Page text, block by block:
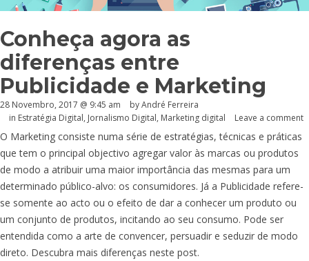
Conheça agora as
diferenças entre
Publicidade e Marketing
28 Novembro, 2017 @ 9:45 am
by André Ferreira
in Estratégia Digital, Jornalismo Digital, Marketing digital Leave a comment
O Marketing consiste numa série de estratégias, técnicas e práticas
que tem o principal objectivo agregar valor às marcas ou produtos
de modo a atribuir uma maior importância das mesmas para um
determinado público-alvo: os consumidores. Já a Publicidade refere-
se somente ao acto ou o efeito de dar a conhecer um produto ou
um conjunto de produtos, incitando ao seu consumo. Pode ser
entendida como a arte de convencer, persuadir e seduzir de modo
direto. Descubra mais diferenças neste post.